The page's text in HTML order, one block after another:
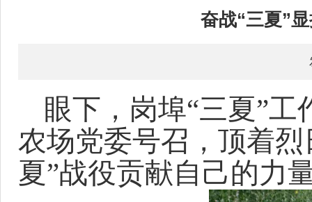
奋战“三夏”
眼下，岗埠“三夏”
农场党委号召，顶着
夏”战役贡献自己的力